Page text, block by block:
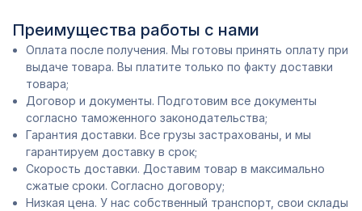
Преимущества работы с нами
Оплата после получения. Мы готовы принять оплату при
выдаче товара. Вы платите только по факту доставки
товара;
Договор и документы. Подготовим все документы
согласно таможенного законодательства;
Гарантия доставки. Все грузы застрахованы, и мы
гарантируем доставку в срок;
Скорость доставки. Доставим товар в максимально
сжатые сроки. Согласно договору;
Низкая цена. У нас собственный транспорт, свои склады